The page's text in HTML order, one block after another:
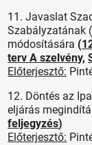
11. Javaslat
Szabályzatának
módosítására (
terv A szelvény,
Előterjesztő:
12. Döntés az
eljárás
feljegyzés)
Előterjesztő: